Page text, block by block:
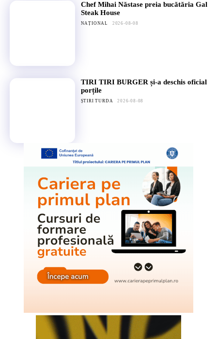
Chef Mihai Năstase preia bucătăria Gal
Steak House
NAȚIONAL 2026-08-08
TIRI TIRI BURGER și-a deschis oficial
porțile
ȘTIRI TURDA 2026-08-08